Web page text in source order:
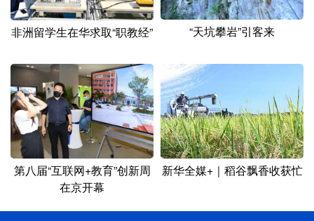
非洲留学生在华求取“职教经” “天坑攀岩”引客来
第八届“互联网+教育”创新周
在京开幕
新华全媒+｜稻谷飘香收获忙